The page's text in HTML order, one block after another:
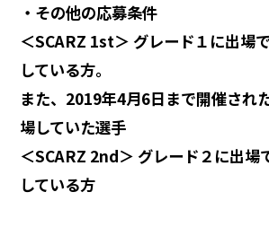
・その他の応募条件
＜SCARZ 1st＞ グレード１に出場
している方。
また、2019年4月6日まで開催され
場していた選手
＜SCARZ 2nd＞ グレード２に出場
している方